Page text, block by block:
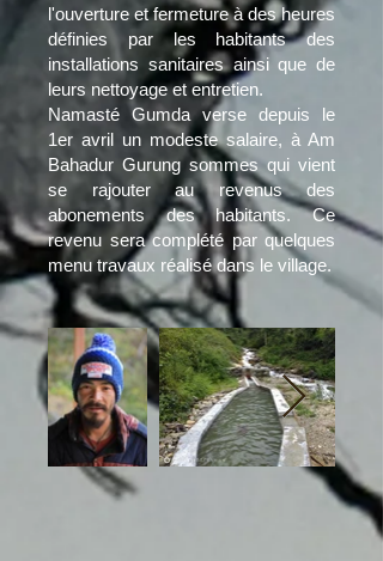
l'ouverture et fermeture à des heures
définies par les habitants des
installations sanitaires ainsi que de
leurs nettoyage et entretien.
Namasté Gumda verse depuis le
1er avril un modeste salaire, à Am
Bahadur Gurung sommes qui vient
se rajouter au revenus des
abonements des habitants. Ce
revenu sera complété par quelques
menu travaux réalisé dans le village.